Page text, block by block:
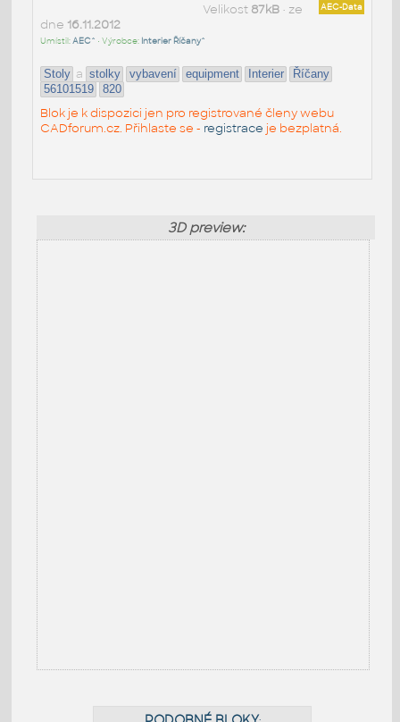
AEC-Data
Velikost 87kB• ze
dne 16.11.2012
Umístil:AEC^ • Výrobce: Interier Říčany^
Stoly a stolky vybavení equipment Interier
Říčany
56101519
820
Blok je k dispozici jen pro registrované členy webu
CADforum.cz. Přihlaste se - registrace je bezplatná.
3D preview: